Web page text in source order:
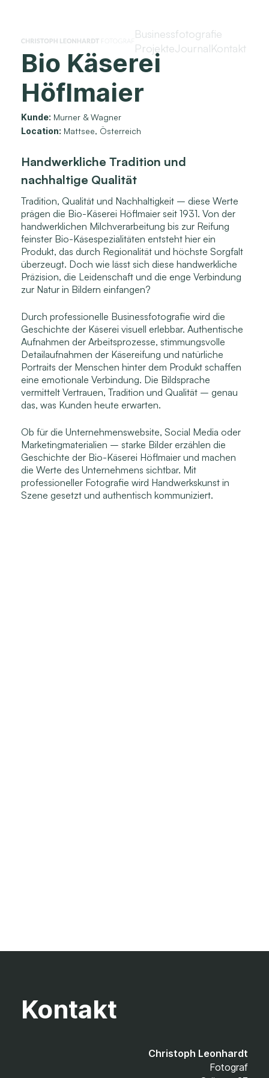
Businessfotografie
ProjekteJournalKontakt
Bio Käserei
Höflmaier
Kunde: Murner & Wagner
Location: Mattsee, Österreich
Handwerkliche Tradition und
nachhaltige Qualität
Tradition, Qualität und Nachhaltigkeit – diese Werte
prägen die Bio-Käserei Höflmaier seit 1931. Von der
handwerklichen Milchverarbeitung bis zur Reifung
feinster Bio-Käsespezialitäten entsteht hier ein
Produkt, das durch Regionalität und höchste Sorgfalt
überzeugt. Doch wie lässt sich diese handwerkliche
Präzision, die Leidenschaft und die enge Verbindung
zur Natur in Bildern einfangen?
Durch professionelle Businessfotografie wird die
Geschichte der Käserei visuell erlebbar. Authentische
Aufnahmen der Arbeitsprozesse, stimmungsvolle
Detailaufnahmen der Käsereifung und natürliche
Portraits der Menschen hinter dem Produkt schaffen
eine emotionale Verbindung. Die Bildsprache
vermittelt Vertrauen, Tradition und Qualität – genau
das, was Kunden heute erwarten.
Ob für die Unternehmenswebsite, Social Media oder
Marketingmaterialien – starke Bilder erzählen die
Geschichte der Bio-Käserei Höflmaier und machen
die Werte des Unternehmens sichtbar. Mit
professioneller Fotografie wird Handwerkskunst in
Szene gesetzt und authentisch kommuniziert.
Kontakt
Christoph Leonhardt
Fotograf